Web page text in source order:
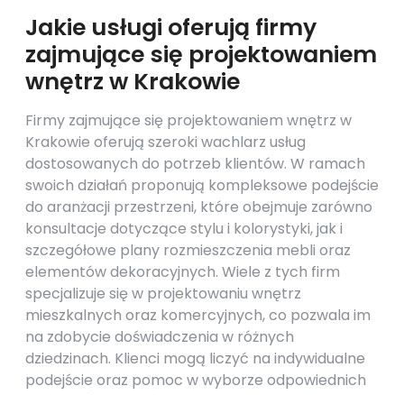
Jakie usługi oferują firmy
zajmujące się projektowaniem
wnętrz w Krakowie
Firmy zajmujące się projektowaniem wnętrz w
Krakowie oferują szeroki wachlarz usług
dostosowanych do potrzeb klientów. W ramach
swoich działań proponują kompleksowe podejście
do aranżacji przestrzeni, które obejmuje zarówno
konsultacje dotyczące stylu i kolorystyki, jak i
szczegółowe plany rozmieszczenia mebli oraz
elementów dekoracyjnych. Wiele z tych firm
specjalizuje się w projektowaniu wnętrz
mieszkalnych oraz komercyjnych, co pozwala im
na zdobycie doświadczenia w różnych
dziedzinach. Klienci mogą liczyć na indywidualne
podejście oraz pomoc w wyborze odpowiednich